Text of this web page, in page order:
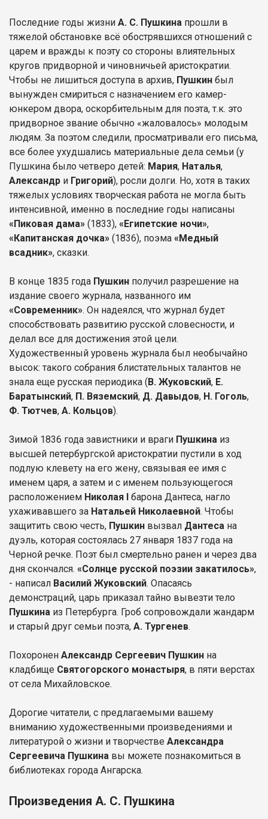
Последние годы жизни А. С. Пушкина прошли в
тяжелой обстановке всё обострявшихся отношений с
царем и вражды к поэту со стороны влиятельных
кругов придворной и чиновничьей аристократии.
Чтобы не лишиться доступа в архив, Пушкин был
вынужден смириться с назначением его камер-
юнкером двора, оскорбительным для поэта, т.к. это
придворное звание обычно «жаловалось» молодым
людям. За поэтом следили, просматривали его письма,
все более ухудшались материальные дела семьи (у
Пушкина было четверо детей: Мария, Наталья,
Александр и Григорий), росли долги. Но, хотя в таких
тяжелых условиях творческая работа не могла быть
интенсивной, именно в последние годы написаны
«Пиковая дама» (1833), «Египетские ночи»,
«Капитанская дочка» (1836), поэма «Медный
всадник», сказки.
В конце 1835 года Пушкин получил разрешение на
издание своего журнала, названного им
«Современник». Он надеялся, что журнал будет
способствовать развитию русской словесности, и
делал все для достижения этой цели.
Художественный уровень журнала был необычайно
высок: такого собрания блистательных талантов не
знала еще русская периодика (В. Жуковский, Е.
Баратынский, П. Вяземский, Д. Давыдов, Н. Гоголь,
Ф. Тютчев, А. Кольцов).
Зимой 1836 года завистники и враги Пушкина из
высшей петербургской аристократии пустили в ход
подлую клевету на его жену, связывая ее имя с
именем царя, а затем и с именем пользующегося
расположением Николая I барона Дантеса, нагло
ухаживавшего за Натальей Николаевной. Чтобы
защитить свою честь, Пушкин вызвал Дантеса на
дуэль, которая состоялась 27 января 1837 года на
Черной речке. Поэт был смертельно ранен и через два
дня скончался. «Солнце русской поэзии закатилось»,
- написал Василий Жуковский. Опасаясь
демонстраций, царь приказал тайно вывезти тело
Пушкина из Петербурга. Гроб сопровождали жандарм
и старый друг семьи поэта, А. Тургенев.
Похоронен Александр Сергеевич Пушкин на
кладбище Святогорского монастыря, в пяти верстах
от села Михайловское.
Дорогие читатели, с предлагаемыми вашему
вниманию художественными произведениями и
литературой о жизни и творчестве Александра
Сергеевича Пушкина вы можете познакомиться в
библиотеках города Ангарска.
Произведения А. С. Пушкина